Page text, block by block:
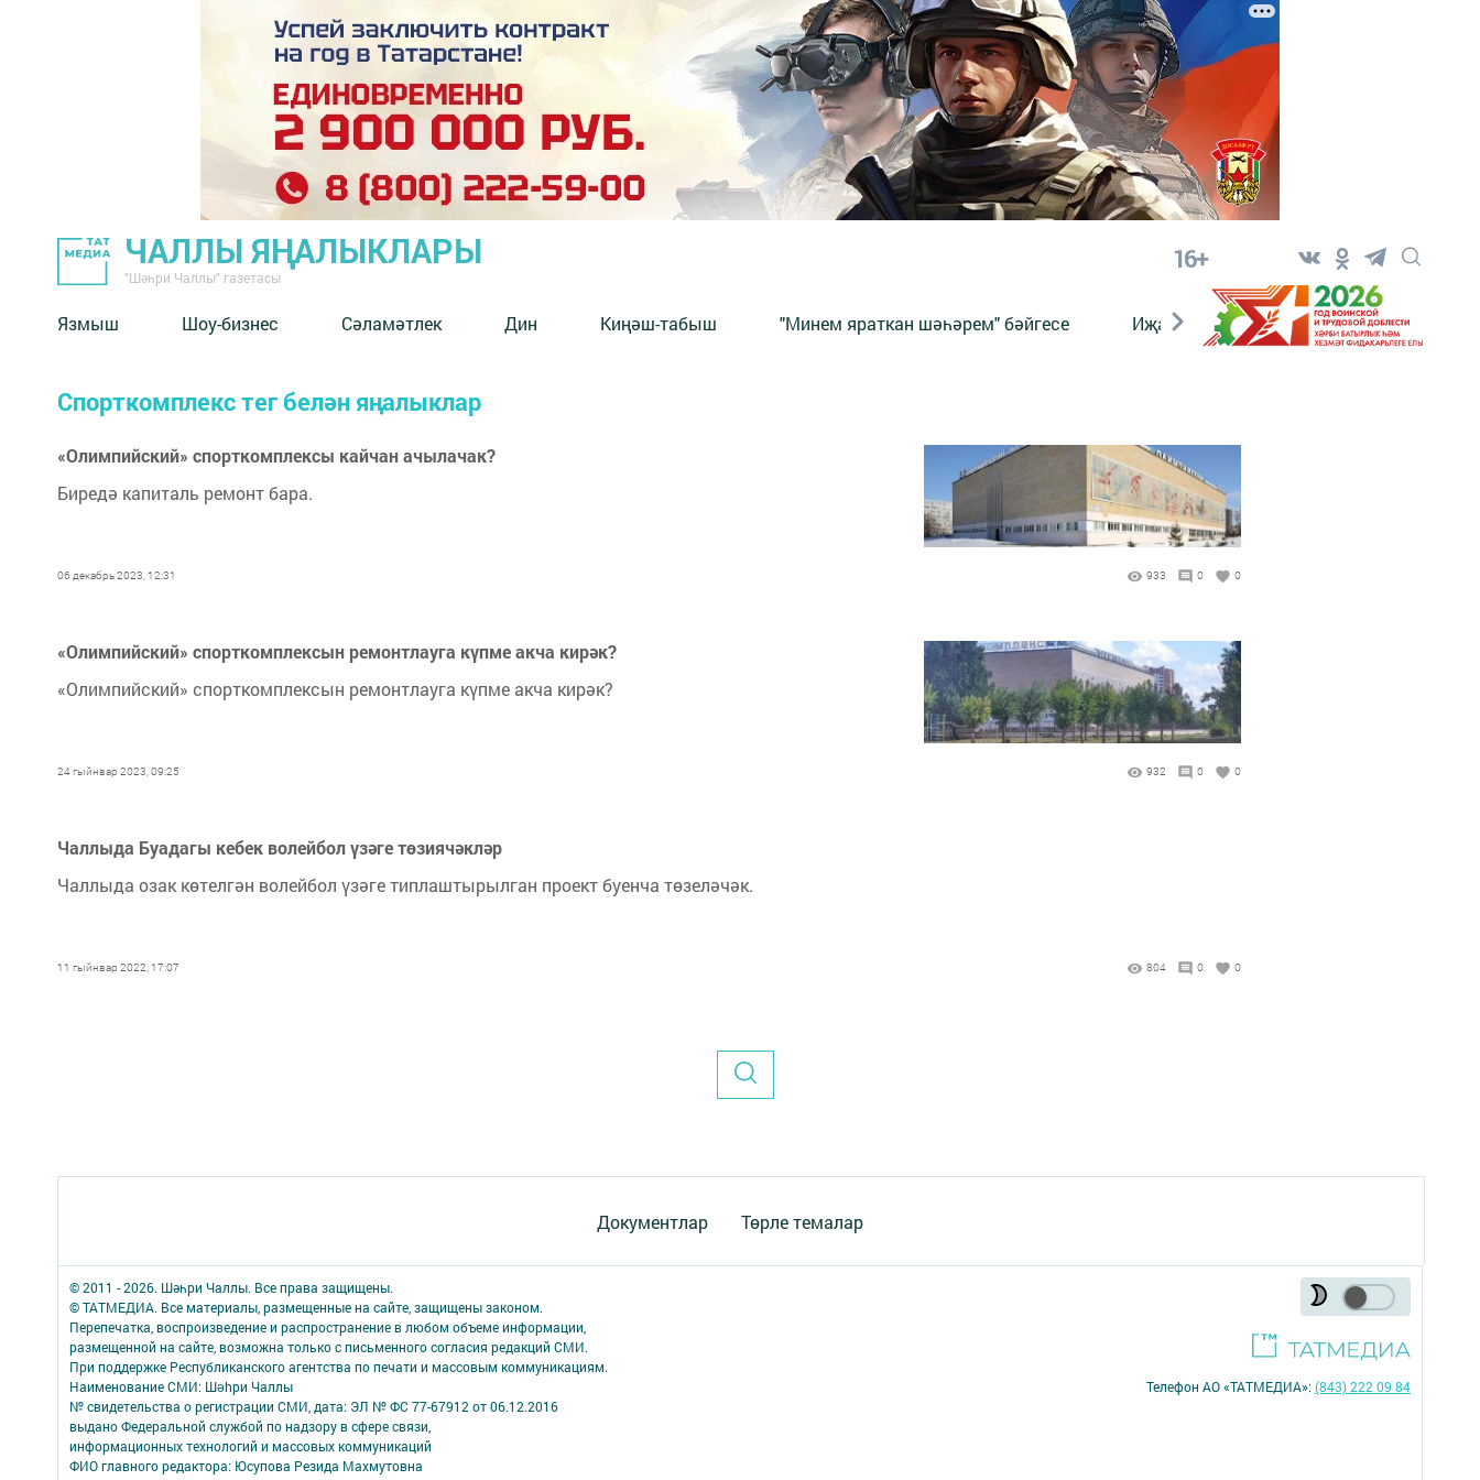
ЧАЛЛЫ ЯҢАЛЫКЛАРЫ
"Шәһри Чаллы" газетасы
16+
Язмыш Шоу-бизнес Сәламәтлек Дин Киңәш-табыш "Минем яраткан шәһәрем" бәйгесе Иҗат Реклама Онлайн
Спорткомплекс тег белән яңалыклар
«Олимпийский» спорткомплексы кайчан ачылачак?
Биредә капиталь ремонт бара.
06 декабрь 2023, 12:31 933 0 0
«Олимпийский» спорткомплексын ремонтлауга күпме акча кирәк?
«Олимпийский» спорткомплексын ремонтлауга күпме акча кирәк?
24 гыйнвар 2023, 09:25 932 0 0
Чаллыда Буадагы кебек волейбол үзәге төзиячәкләр
Чаллыда озак көтелгән волейбол үзәге типлаштырылган проект буенча төзеләчәк.
11 гыйнвар 2022, 17:07 804 0 0
Документлар Төрле темалар
© 2011 - 2026. Шәһри Чаллы. Все права защищены.
© ТАТМЕДИА. Все материалы, размещенные на сайте, защищены законом.
Перепечатка, воспроизведение и распространение в любом объеме информации,
размещенной на сайте, возможна только с письменного согласия редакций СМИ.
При поддержке Республиканского агентства по печати и массовым коммуникациям.
Наименование СМИ: Шəhри Чаллы
№ свидетельства о регистрации СМИ, дата: ЭЛ № ФС 77-67912 от 06.12.2016
выдано Федеральной службой по надзору в сфере связи,
информационных технологий и массовых коммуникаций
ФИО главного редактора: Юсупова Резида Махмутовна
Телефон АО «ТАТМЕДИА»:(843) 222 09 84